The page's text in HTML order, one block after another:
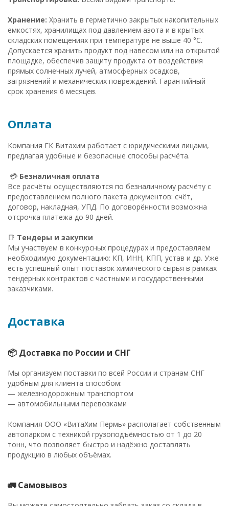
Хранение: Хранить в герметично закрытых накопительных
емкостях, хранилищах под давлением азота и в крытых
складских помещениях при температуре не выше 40 °С.
Допускается хранить продукт под навесом или на открытой
площадке, обеспечив защиту продукта от воздействия
прямых солнечных лучей, атмосферных осадков,
загрязнений и механических повреждений. Гарантийный
срок хранения 6 месяцев.
Оплата
Компания ГК Витахим работает с юридическими лицами,
предлагая удобные и безопасные способы расчёта.
💳 Безналичная оплата
Все расчёты осуществляются по безналичному расчёту с
предоставлением полного пакета документов: счёт,
договор, накладная, УПД. По договорённости возможна
отсрочка платежа до 90 дней.
📑 Тендеры и закупки
Мы участвуем в конкурсных процедурах и предоставляем
необходимую документацию: КП, ИНН, КПП, устав и др. Уже
есть успешный опыт поставок химического сырья в рамках
тендерных контрактов с частными и государственными
заказчиками.
Доставка
📦 Доставка по России и СНГ
Мы организуем поставки по всей России и странам СНГ
удобным для клиента способом:
— железнодорожным транспортом
— автомобильными перевозками
Компания ООО «ВитаХим Пермь» располагает собственным
автопарком с техникой грузоподъёмностью от 1 до 20
тонн, что позволяет быстро и надёжно доставлять
продукцию в любых объёмах.
🚛 Самовывоз